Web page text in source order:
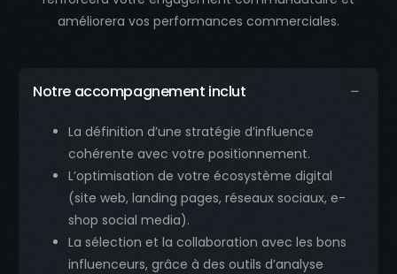
améliorera vos performances commerciales.
Notre accompagnement inclut
La définition d’une stratégie d’influence
cohérente avec votre positionnement.
L’optimisation de votre écosystème digital
(site web, landing pages, réseaux sociaux, e-
shop social media).
La sélection et la collaboration avec les bons
influenceurs, grâce à des outils d’analyse